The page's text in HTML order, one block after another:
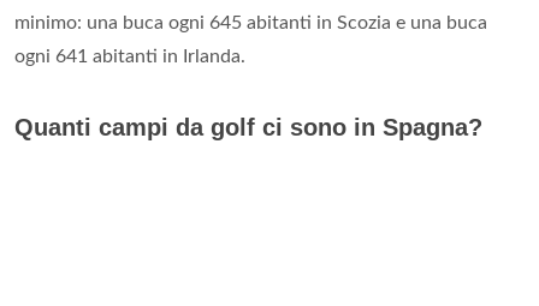
minimo: una buca ogni 645 abitanti in Scozia e una buca
ogni 641 abitanti in Irlanda.
Quanti campi da golf ci sono in Spagna?